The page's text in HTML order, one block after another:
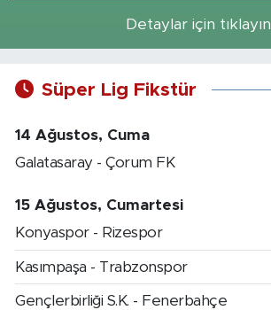
Detaylar için tıklayın
Süper Lig Fikstür
14 Ağustos, Cuma
Galatasaray - Çorum FK
15 Ağustos, Cumartesi
Konyaspor - Rizespor
Kasımpaşa - Trabzonspor
Gençlerbirliği S.K. - Fenerbahçe